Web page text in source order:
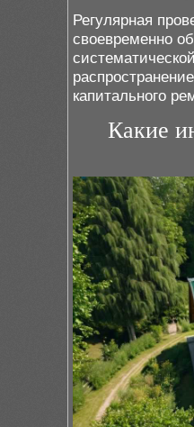
Регулярная
своевременно
капитального
Какие